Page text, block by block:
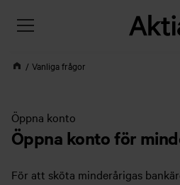
Vanliga frågor
Öppna konto
Öppna konto för
För att sköta minderårigas